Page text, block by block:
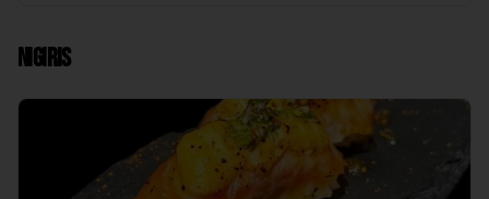
Nigiris